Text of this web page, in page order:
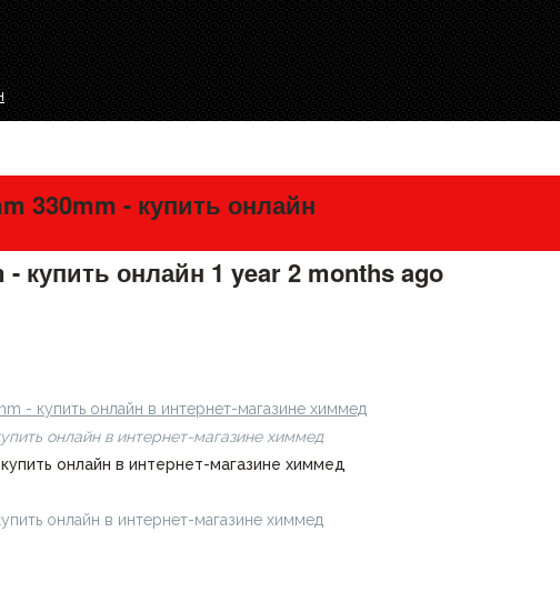
330mm - купить онлайн
купить онлайн 1 year 2 months ago
- купить онлайн в интернет-магазине химмед
онлайн в интернет-магазине химмед
онлайн в интернет-магазине химмед
онлайн в интернет-магазине химмед